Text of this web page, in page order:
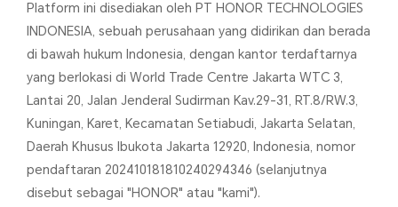
Platform ini disediakan oleh PT HONOR TECHNOLOGIES
INDONESIA, sebuah perusahaan yang didirikan dan berada
di bawah hukum Indonesia, dengan kantor terdaftarnya
yang berlokasi di World Trade Centre Jakarta WTC 3,
Lantai 20, Jalan Jenderal Sudirman Kav.29-31, RT.8/RW.3,
Kuningan, Karet, Kecamatan Setiabudi, Jakarta Selatan,
Daerah Khusus Ibukota Jakarta 12920, Indonesia, nomor
pendaftaran 202410181810240294346 (selanjutnya
disebut sebagai "HONOR" atau "kami").